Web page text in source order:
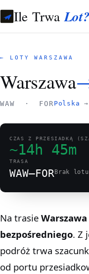
Ile TrwaLot?
← LOTY WARSZAWA
Warszawa
WAW · FOR Polska →
CZAS Z PRZESIADKĄ
~14h 45m
TRASA
WAW–FORBrak lotu
Na trasie
bezpośredniego. Z
podróż trwa
od portu